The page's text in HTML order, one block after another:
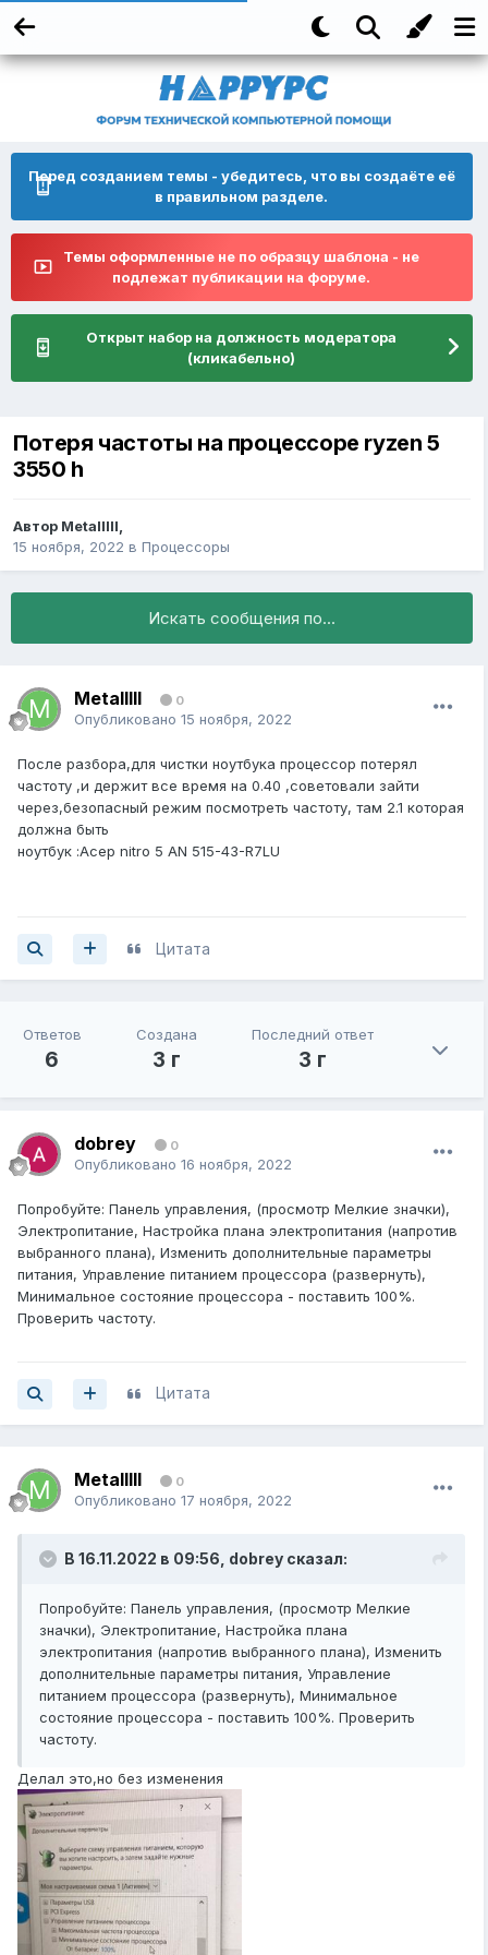
Перед созданием темы - убедитесь, что вы создаёте её
в правильном разделе.
Темы оформленные не по образцу шаблона - не
подлежат публикации на форуме.
Открыт набор на должность модератора
(кликабельно)
Потеря частоты на процессоре ryzen 5
3550 h
Автор Metalllll,
15 ноября, 2022 в Процессоры
Искать сообщения по...
Metalllll 0
Опубликовано 15 ноября, 2022
После разбора,для чистки ноутбука процессор потерял
частоту ,и держит все время на 0.40 ,советовали зайти
через,безопасный режим посмотреть частоту, там 2.1 которая
должна быть
ноутбук :Асер nitro 5 AN 515-43-R7LU
Цитата
Ответов
6
Создана
3 г
Последний ответ
3 г
dobrey 0
Опубликовано 16 ноября, 2022
Попробуйте: Панель управления, (просмотр Мелкие значки),
Электропитание, Настройка плана электропитания (напротив
выбранного плана), Изменить дополнительные параметры
питания, Управление питанием процессора (развернуть),
Минимальное состояние процессора - поставить 100%.
Проверить частоту.
Цитата
Metalllll 0
Опубликовано 17 ноября, 2022
В 16.11.2022 в 09:56, dobrey сказал:
Попробуйте: Панель управления, (просмотр Мелкие
значки), Электропитание, Настройка плана
электропитания (напротив выбранного плана), Изменить
дополнительные параметры питания, Управление
питанием процессора (развернуть), Минимальное
состояние процессора - поставить 100%. Проверить
частоту.
Делал это,но без изменения